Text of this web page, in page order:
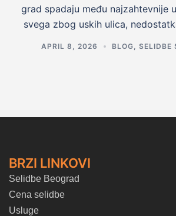
grad spadaju među najzahtevnije
svega zbog uskih ulica,
APRIL 8, 2026 BLOG SELIDBE
BRZI LINKOVI
Selidbe Beograd
Cena selidbe
Usluge